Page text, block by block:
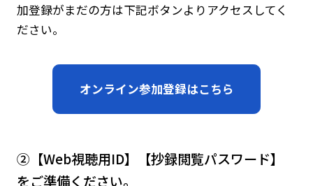
加登録がまだの方は下記ボタンよりアクセスしてく
ださい。
オンライン参加登録はこちら
②【Web視聴用ID】【抄録閲覧パスワード】
をご準備ください。